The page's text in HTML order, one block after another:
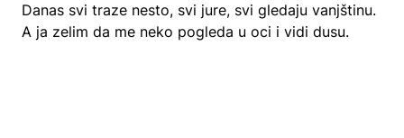
Danas svi traze nesto, svi jure, svi gledaju vanjštinu.
A ja zelim da me neko pogleda u oci i vidi dusu.